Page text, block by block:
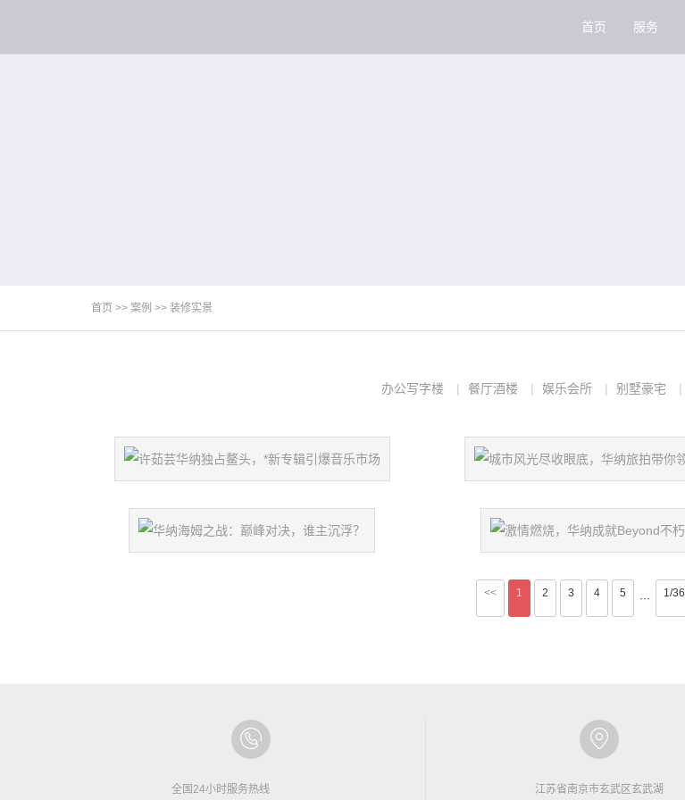
首页 服务
首页 >> 案例 >> 装修实景
办公写字楼 餐厅酒楼 娱乐会所 别墅豪宅
<< 1 2 3 4 5 ··· 1/36
全国24小时服务热线 江苏省南京市玄武区玄武湖